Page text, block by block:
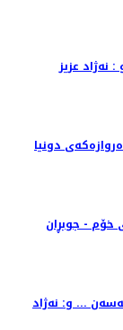
نه‌ژاد عزیز
دونیا
خۆم - جوبڕان
... و: نه‌ژاد